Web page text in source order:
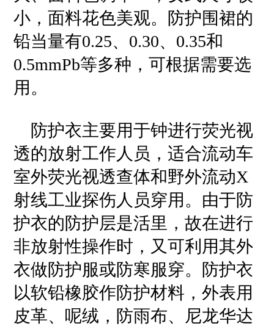
小，面料花色美观。防护围裙的
铅当量有0.25、0.30、0.35和
0.5mmPb等多种，可根据需要选
用。
防护衣主要用于钟进行荧光视
透的放射工作人员，适合流动车
室外荧光视透查体和野外流动X
射线工业探伤人员穿用。由于防
护衣的防护层是活里，故在进行
非放射性操作时，又可利用其外
衣做防护服或防寒服穿。防护衣
以软铅橡胶作防护材料，外表用
皮革、呢绒，防雨布、尼龙华达